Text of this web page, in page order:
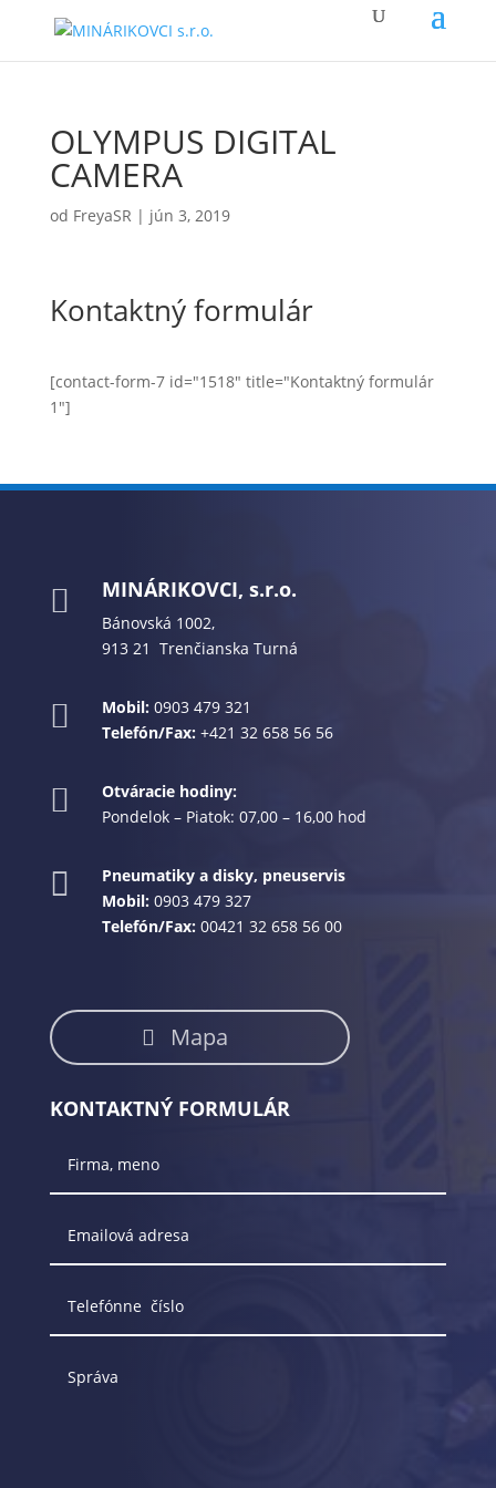
OLYMPUS DIGITAL
CAMERA
od FreyaSR | jún 3, 2019
Kontaktný formulár
[contact-form-7 id="1518" title="Kontaktný formulár
1"]
 MINÁRIKOVCI, s.r.o.
Bánovská 1002,
913 21 Trenčianska Turná
 Mobil:0903 479 321
Telefón/Fax:+421 32 658 56 56

Otváracie hodiny:
Pondelok – Piatok: 07,00 – 16,00 hod

Pneumatiky a disky, pneuservis
Mobil:0903 479 327
Telefón/Fax:00421 32 658 56 00
Mapa
KONTAKTNÝ FORMULÁR